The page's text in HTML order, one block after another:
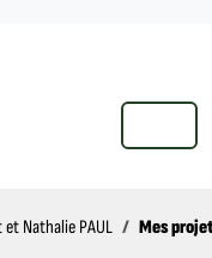
MENU
et Nathalie PAUL Mes